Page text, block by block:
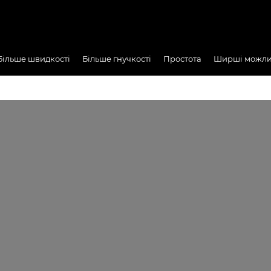
швидкості Більше гнучкості Простота Ширші